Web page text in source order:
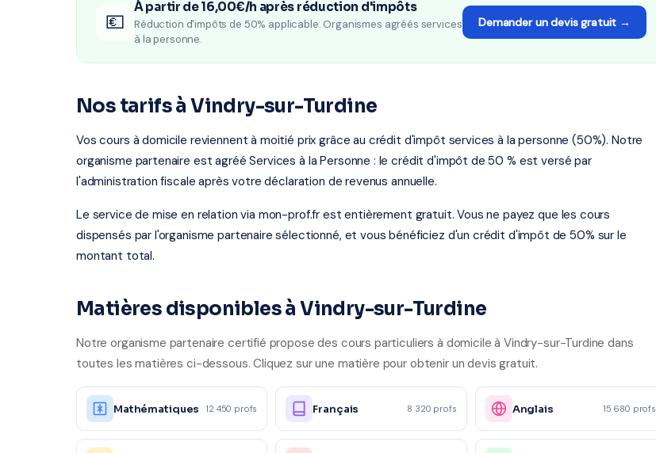
💶
À partir de 16,00€/h après réduction d'impôts
Réduction d'impôts de 50% applicable. Organismes agréés services
à la personne.
Demander un devis gratuit →
Nos tarifs à Vindry-sur-Turdine
Vos cours à domicile reviennent à moitié prix grâce au crédit d'impôt services à la personne (50%). Notre
organisme partenaire est agréé Services à la Personne : le crédit d'impôt de 50 % est versé par
l'administration fiscale après votre déclaration de revenus annuelle.
Le service de mise en relation via mon-prof.fr est entièrement gratuit. Vous ne payez que les cours
dispensés par l'organisme partenaire sélectionné, et vous bénéficiez d'un crédit d'impôt de 50% sur le
montant total.
Matières disponibles à Vindry-sur-Turdine
Notre organisme partenaire certifié propose des cours particuliers à domicile à Vindry-sur-Turdine dans
toutes les matières ci-dessous. Cliquez sur une matière pour obtenir un devis gratuit.
Mathématiques 12 450 profs Français 8 320 profs Anglais 15 680 profs